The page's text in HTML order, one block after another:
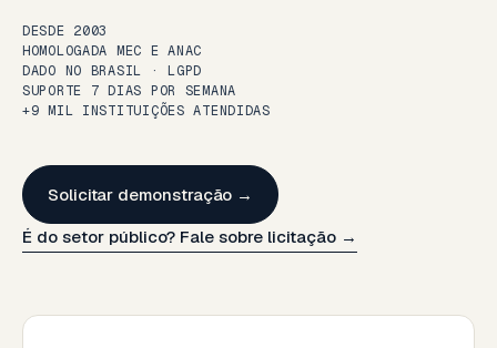
DESDE 2003
HOMOLOGADA MEC E ANAC
DADO NO BRASIL · LGPD
SUPORTE 7 DIAS POR SEMANA
+9 MIL INSTITUIÇÕES ATENDIDAS
Solicitar demonstração →
É do setor público? Fale sobre licitação →